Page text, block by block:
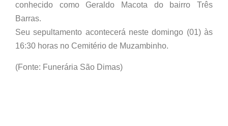
conhecido como Geraldo Macota do bairro Três
Barras.
Seu sepultamento acontecerá neste domingo (01) às
16:30 horas no Cemitério de Muzambinho.
(Fonte: Funerária São Dimas)